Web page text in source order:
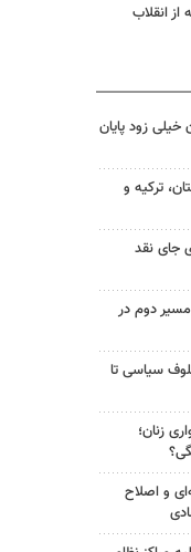
انقلاب
خیلی زود پایان
ترکیه و
جای نقد
دوم در
سیاسی تا
زنان؛
و اصلاح